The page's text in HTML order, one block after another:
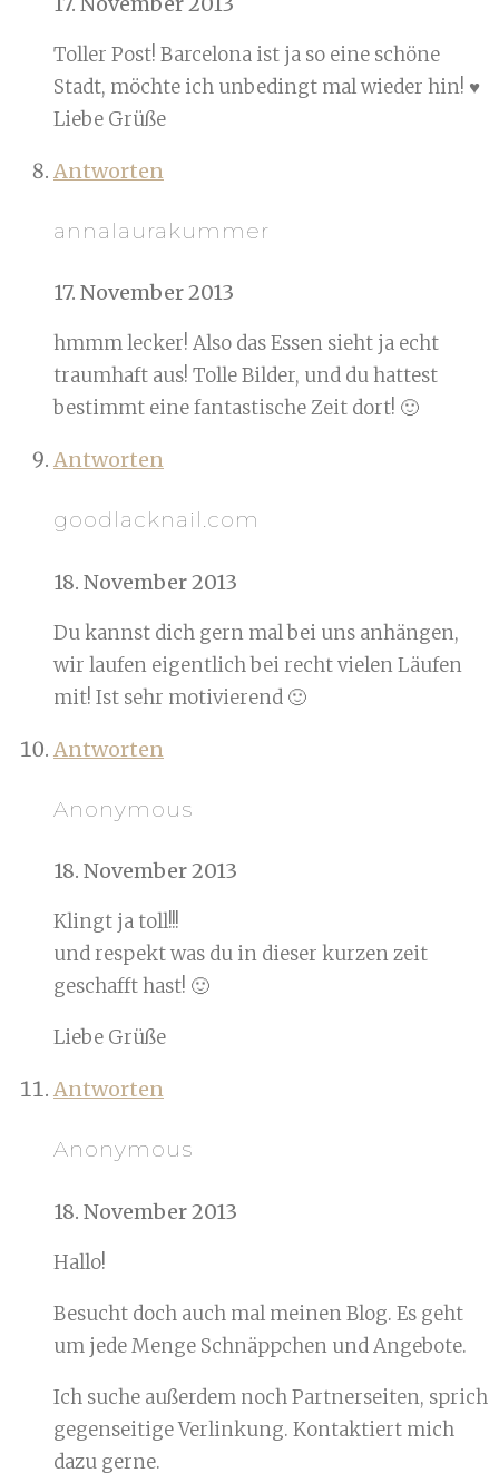
Toller Post! Barcelona ist ja so eine schöne
Stadt, möchte ich unbedingt mal wieder hin! ♥
Liebe Grüße
Antworten
annalaurakummer
17. November 2013
hmmm lecker! Also das Essen sieht ja echt
traumhaft aus! Tolle Bilder, und du hattest
bestimmt eine fantastische Zeit dort! 🙂
Antworten
goodlacknail.com
18. November 2013
Du kannst dich gern mal bei uns anhängen,
wir laufen eigentlich bei recht vielen Läufen
mit! Ist sehr motivierend 🙂
Antworten
Anonymous
18. November 2013
Klingt ja toll!!!
und respekt was du in dieser kurzen zeit
geschafft hast! 🙂
Liebe Grüße
Antworten
Anonymous
18. November 2013
Hallo!
Besucht doch auch mal meinen Blog. Es geht
um jede Menge Schnäppchen und Angebote.
Ich suche außerdem noch Partnerseiten, sprich
gegenseitige Verlinkung. Kontaktiert mich
dazu gerne.